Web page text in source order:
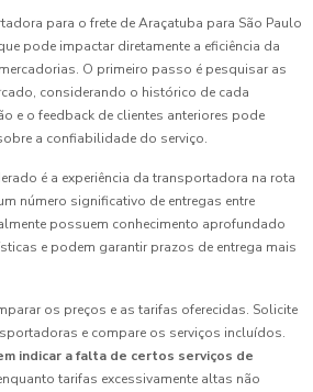
para o frete de Araçatuba para São Paulo
pode impactar diretamente a eficiência da
O primeiro passo é pesquisar as
considerando o histórico de cada
e o feedback de clientes anteriores pode
a confiabilidade do serviço.
é a experiência da transportadora na rota
número significativo de entregas entre
possuem conhecimento aprofundado
e podem garantir prazos de entrega mais
os preços e as tarifas oferecidas. Solicite
e compare os serviços incluídos.
indicar a falta de certos serviços de
tarifas excessivamente altas não